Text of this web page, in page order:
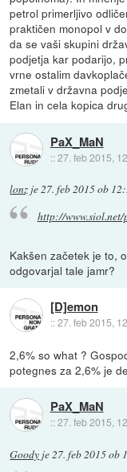
petrol primerljivo
praktičen monopol v
da se vaši skupini
podjetja kar podarijo,
vrne ostalim
zmetali v državna
Elan in cela kopica
PaX_MaN
::27. feb 2015,
lonz je27. feb 2015 ob
http://
Kakšen začetek je to,
odgovarjal tale jamr?
[D]emon
::27. feb 2015,
2,6% so what ?
potegnes za 2,6% je
PaX_MaN
::27. feb 2015,
Goody je27. feb 2015 ob